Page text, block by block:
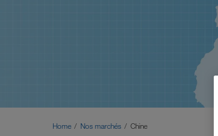
Home Nos marchés Chine